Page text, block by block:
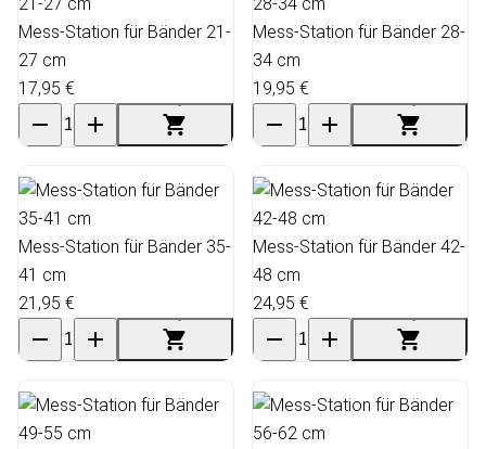
Mess-Station für Bänder 21-
27 cm
17,95 €
Mess-Station für Bänder 28-
34 cm
19,95 €
Mess-Station für Bänder 35-
41 cm
21,95 €
Mess-Station für Bänder 42-
48 cm
24,95 €